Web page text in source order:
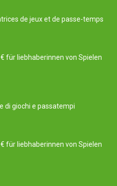
de jeux et de passe-temps
für liebhaberinnen von Spielen
di giochi e passatempi
für liebhaberinnen von Spielen